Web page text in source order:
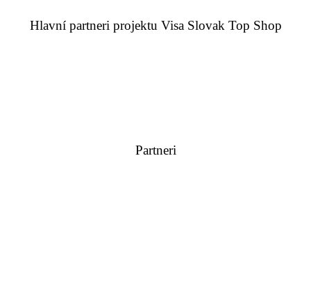
Hlavní partneri projektu Visa Slovak Top Shop
Partneri